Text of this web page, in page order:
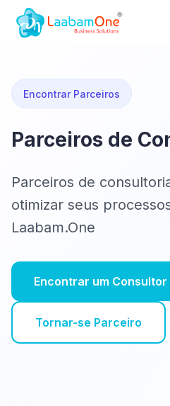
Encontrar Parceiros
Parceiros de
Parceiros de
otimizar seus
Laabam.One
Encontrar um Consultor
Tornar-se Parceiro